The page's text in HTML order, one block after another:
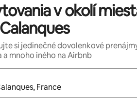
v okolí
si jedinečné dovolenkové
a mnoho iného na Airbnb
výsledky k dispozícii, môžete si ich